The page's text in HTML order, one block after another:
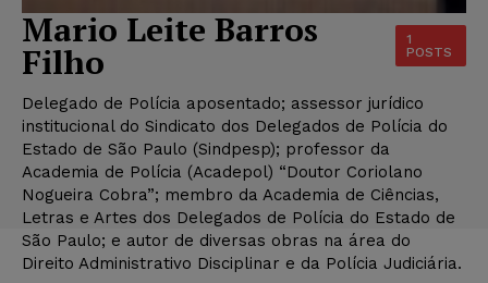
Mario Leite Barros
Filho
1
POSTS
Delegado de Polícia aposentado; assessor jurídico
institucional do Sindicato dos Delegados de Polícia do
Estado de São Paulo (Sindpesp); professor da
Academia de Polícia (Acadepol) “Doutor Coriolano
Nogueira Cobra”; membro da Academia de Ciências,
Letras e Artes dos Delegados de Polícia do Estado de
São Paulo; e autor de diversas obras na área do
Direito Administrativo Disciplinar e da Polícia Judiciária.